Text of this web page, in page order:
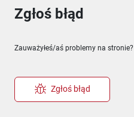
Zgłoś błąd
Zauważyłeś/aś problemy na stronie?
Zgłoś błąd